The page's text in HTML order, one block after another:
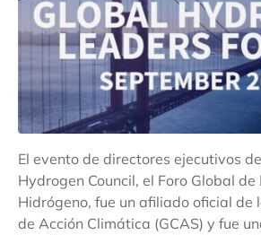
El evento de directores ejecutivos
Hydrogen Council, el Foro Global de
Hidrógeno, fue un afiliado oficial de
de Acción Climática (GCAS) y fue